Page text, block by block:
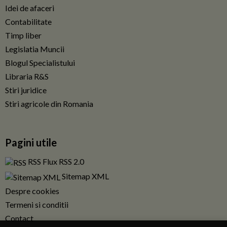
Idei de afaceri
Contabilitate
Timp liber
Legislatia Muncii
Blogul Specialistului
Libraria R&S
Stiri juridice
Stiri agricole din Romania
Pagini utile
RSS Flux RSS 2.0
Sitemap XML
Despre cookies
Termeni si conditii
Contact